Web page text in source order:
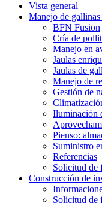
Vista general
Manejo de gallinas
BFN Fusion
Cría de
Manejo en
Jaulas
Jaulas de
Manejo de
Gestión de
Iluminación
Pienso:
Suministro
Referencias
Solicitud de
Construcción de
Solicitud de